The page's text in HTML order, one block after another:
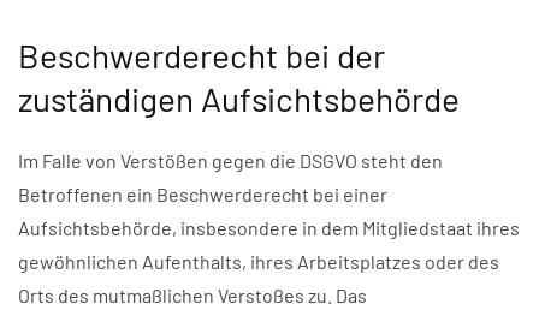
Beschwerderecht bei der
zuständigen Aufsichtsbehörde
Im Falle von Verstößen gegen die DSGVO steht den
Betroffenen ein Beschwerderecht bei einer
Aufsichtsbehörde, insbesondere in dem Mitgliedstaat ihres
gewöhnlichen Aufenthalts, ihres Arbeitsplatzes oder des
Orts des mutmaßlichen Verstoßes zu. Das